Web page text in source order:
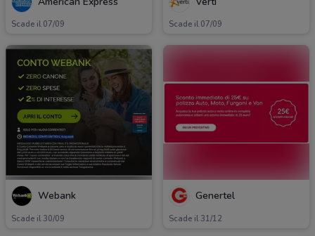
Scade il 07/09 Scade il 07/09
Webank
Scade il 30/09
Genertel
Scade il 31/12